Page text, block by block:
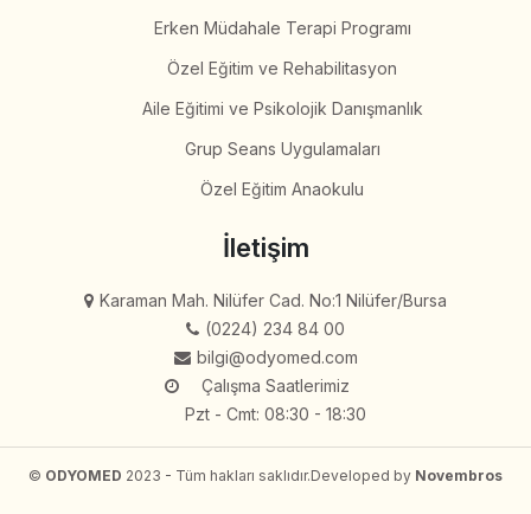
Erken Müdahale Terapi Programı
Özel Eğitim ve Rehabilitasyon
Aile Eğitimi ve Psikolojik Danışmanlık
Grup Seans Uygulamaları
Özel Eğitim Anaokulu
İletişim
Karaman Mah. Nilüfer Cad. No:1 Nilüfer/Bursa
(0224) 234 84 00
bilgi@odyomed.com
Çalışma Saatlerimiz
Pzt - Cmt: 08:30 - 18:30
© ODYOMED 2023 - Tüm hakları saklıdır.Developed by Novembros